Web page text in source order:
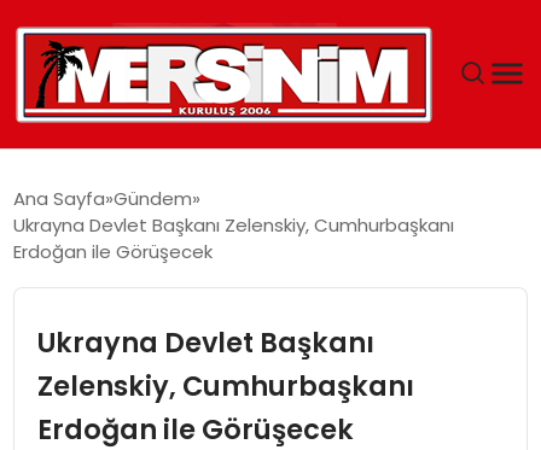
YAŞAM
EĞITIM
Ana Sayfa Gündem
Ukrayna Devlet Başkanı Zelenskiy, Cumhurbaşkanı
Erdoğan ile Görüşecek
Ukrayna Devlet Başkanı
Zelenskiy, Cumhurbaşkanı
Erdoğan ile Görüşecek